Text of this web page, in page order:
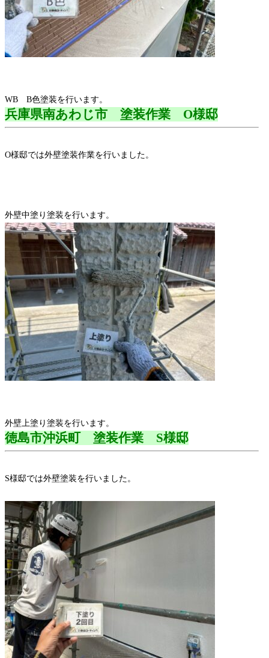
WB B色塗装を行います。
兵庫県南あわじ市 塗装作業 O様邸
O様邸では外壁塗装作業を行いました。
外壁中塗り塗装を行います。
外壁上塗り塗装を行います。
徳島市沖浜町 塗装作業 S様邸
S様邸では外壁塗装を行いました。